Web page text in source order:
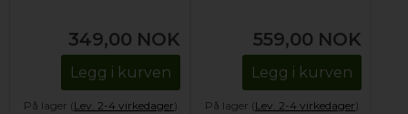
349,00 NOK
Legg i kurven
På lager (Lev. 2-4 virkedager).
559,00 NOK
Legg i kurven
På lager (Lev. 2-4 virkedager).